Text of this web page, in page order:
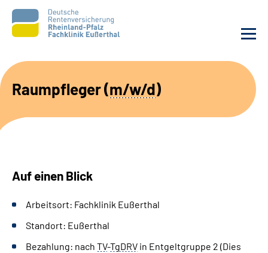
Karriere
Beratungsstellen &
Zuweisende
Raumpfleger (m/w/d)
Auf einen Blick
Arbeitsort: Fachklinik Eußerthal
Standort: Eußerthal
Bezahlung: nach TV-TgDRV in Entgeltgruppe 2 (Dies